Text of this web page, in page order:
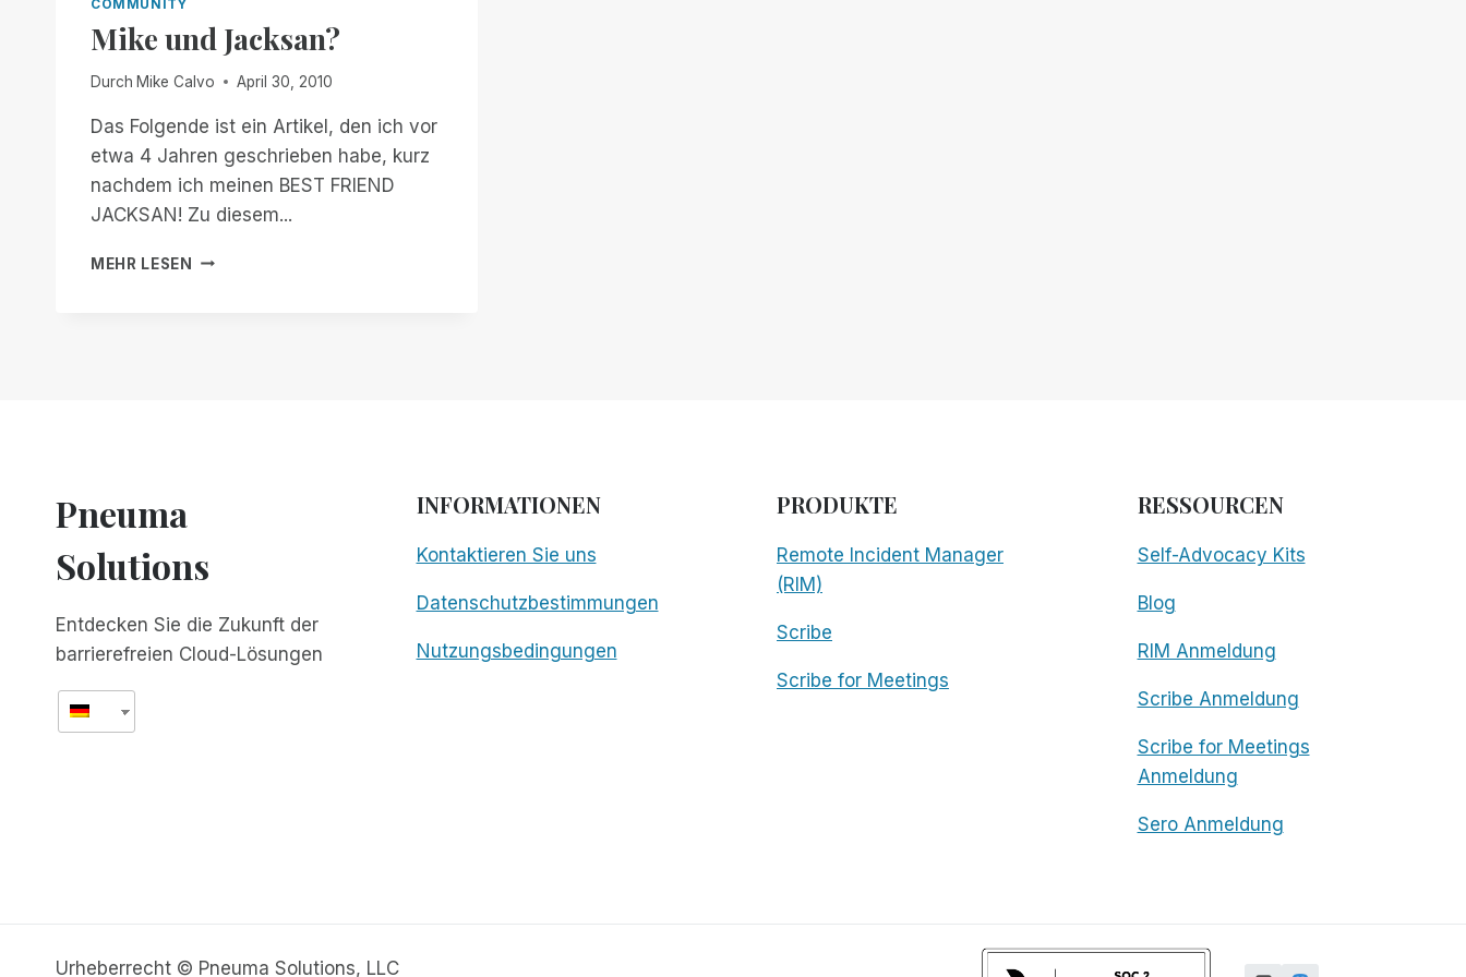
COMMUNITY
Mike und Jacksan?
Durch Mike Calvo April 30, 2010
Das Folgende ist ein Artikel, den ich vor
etwa 4 Jahren geschrieben habe, kurz
nachdem ich meinen BEST FRIEND
JACKSAN! Zu diesem...
MEHR LESEN MIKE
Pneuma
Solutions
Entdecken Sie die Zukunft der
barrierefreien Cloud-Lösungen
INFORMATIONEN
Kontaktieren Sie uns
Datenschutzbestimmungen
Nutzungsbedingungen
PRODUKTE
Remote Incident Manager
(RIM)
Scribe
Scribe for Meetings
RESSOURCEN
Self-Advocacy Kits
Blog
RIM Anmeldung
Scribe Anmeldung
Scribe for Meetings
Anmeldung
Sero Anmeldung
Urheberrecht © Pneuma Solutions, LLC